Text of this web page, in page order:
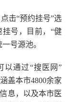
击“预约挂号”选
号，目前，“健
号源池。
以通过“搜医网”
盖本市4800余家
息，以及本市医